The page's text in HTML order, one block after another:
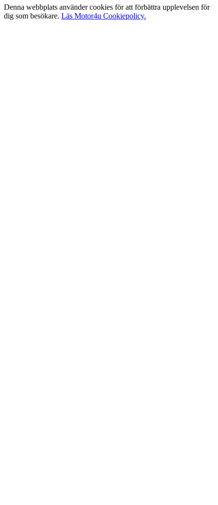
Denna webbplats använder cookies för att förbättra upplevelsen för
dig som besökare. Läs Motor4u Cookiepolicy.